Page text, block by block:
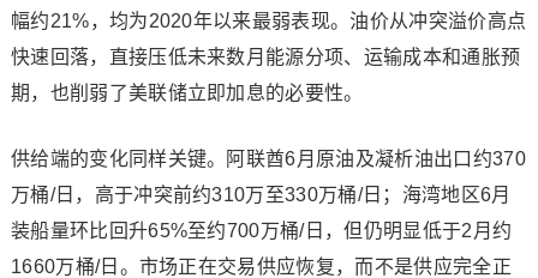
幅约21%，均为2020年以来最弱表现。油价从冲突溢价高点
快速回落，直接压低未来数月能源分项、运输成本和通胀预
期，也削弱了美联储立即加息的必要性。
供给端的变化同样关键。阿联酋6月原油及凝析油出口约370
万桶/日，高于冲突前约310万至330万桶/日；海湾地区6月
装船量环比回升65%至约700万桶/日，但仍明显低于2月约
1660万桶/日。市场正在交易供应恢复，而不是供应完全正